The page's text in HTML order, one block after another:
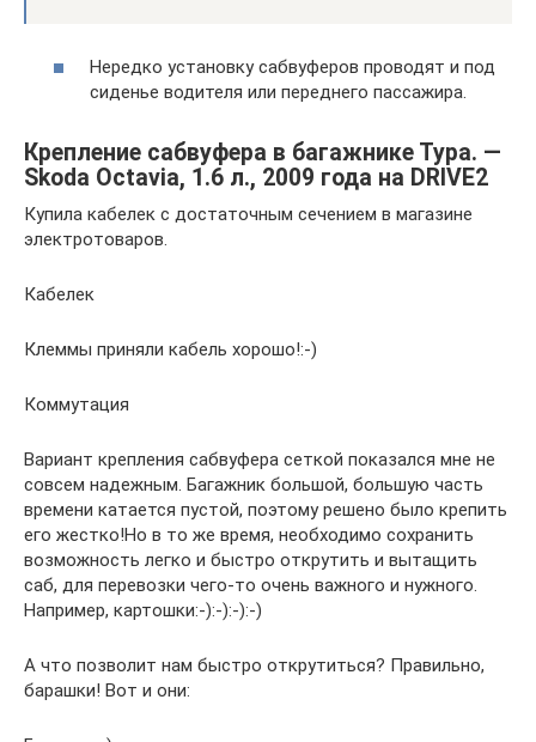
Нередко установку сабвуферов проводят и под
сиденье водителя или переднего пассажира.
Крепление сабвуфера в багажнике Тура. —
Skoda Octavia, 1.6 л., 2009 года на DRIVE2
Купила кабелек с достаточным сечением в магазине
электротоваров.
Кабелек
Клеммы приняли кабель хорошо!:-)
Коммутация
Вариант крепления сабвуфера сеткой показался мне не
совсем надежным. Багажник большой, большую часть
времени катается пустой, поэтому решено было крепить
его жестко!Но в то же время, необходимо сохранить
возможность легко и быстро открутить и вытащить
саб, для перевозки чего-то очень важного и нужного.
Например, картошки:-):-):-):-)
А что позволит нам быстро открутиться? Правильно,
барашки! Вот и они: